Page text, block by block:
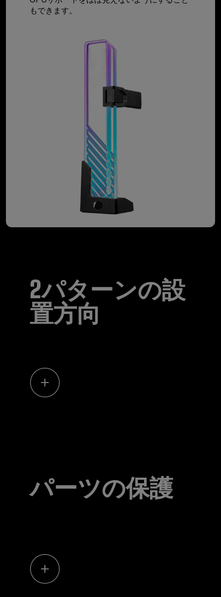
もできます。
2パターンの設
置方向
パーツの保護